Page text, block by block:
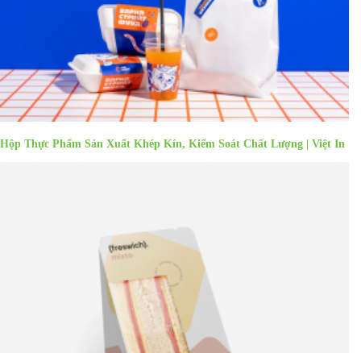
Hộp Thực Phẩm Sản Xuất Khép Kín, Kiểm Soát Chất Lượng | Việt In